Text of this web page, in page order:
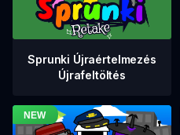
Sprunki Újraértelmezés
Újrafeltöltés